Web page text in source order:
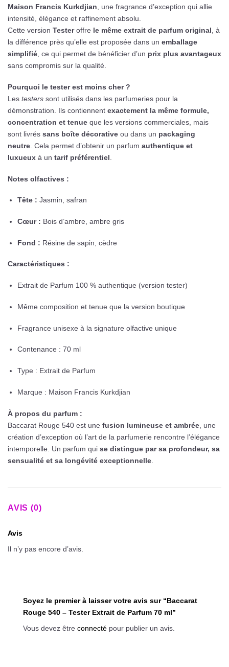
Maison Francis Kurkdjian , une fragrance d’exception qui allie
intensité, élégance et raffinement absolu.
Cette version Testeroffre le même extrait de parfum original , à
la différence près qu’elle est proposée dans un emballage
simplifié , ce qui permet de bénéficier d’un prix plus avantageux
sans compromis sur la qualité.
Pourquoi le tester est moins cher ?
Les testers sont utilisés dans les parfumeries pour la
démonstration. Ils contiennent exactement la même formule,
concentration et tenue que les versions commerciales, mais
sont livrés sans boîte décorative ou dans un packaging
neutre . Cela permet d’obtenir un parfum authentique et
luxueux à un tarif préférentiel
Notes olfactives :
Tête : Jasmin, safran
Cœur : Bois d’ambre, ambre gris
Fond : Résine de sapin, cèdre
Caractéristiques :
Extrait de Parfum 100 % authentique (version tester)
Même composition et tenue que la version boutique
Fragrance unisexe à la signature olfactive unique
Contenance : 70 ml
Type : Extrait de Parfum
Marque : Maison Francis Kurkdjian
À propos du parfum :
Baccarat Rouge 540 est une fusion lumineuse et ambrée , une
création d’exception où l’art de la parfumerie rencontre l’élégance
intemporelle. Un parfum qui se distingue par sa profondeur, sa
sensualité et sa longévité exceptionnelle
AVIS (0)
Avis
Il n’y pas encore d’avis.
Soyez le premier à laisser votre avis sur “Baccarat
Rouge 540 – Tester Extrait de Parfum 70 ml”
Vous devez être connecté pour publier un avis.